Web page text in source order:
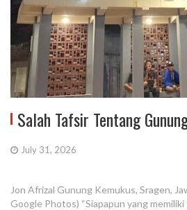
Salah Tafsir Tentang
July 31, 2026
Jon Afrizal Gunung Kemukus, Sragen,
Google Photos) “Siapapun yang